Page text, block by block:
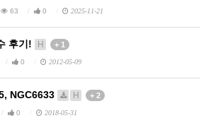
63 0 2025-11-21
후기! H + 1
0 2012-05-09
NGC6633 H + 2
0 2018-05-31